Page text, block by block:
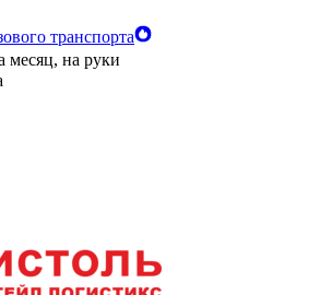
транспорта
месяц, на руки